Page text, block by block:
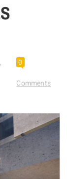
0
Comments